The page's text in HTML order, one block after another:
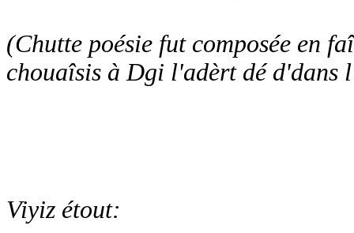
(Chutte poésie fut composée en
chouaîsis à Dgi l'adèrt dé d'dans
Viyiz étout: